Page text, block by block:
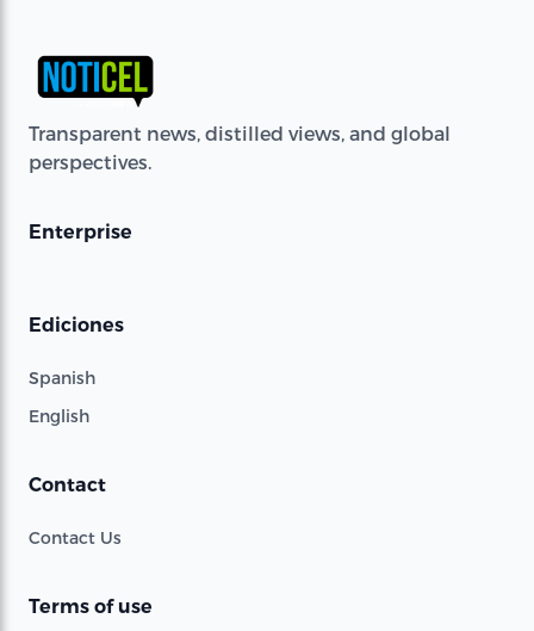
Transparent news, distilled views, and global
perspectives.
Enterprise
Ediciones
Spanish
English
Contact
Contact Us
Terms of use